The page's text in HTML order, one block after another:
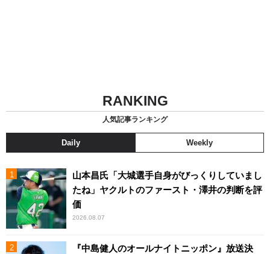
RANKING
人気記事ランキング
Daily Weekly
山本昌氏「大城選手自身がびっくりしていまし
たね」ヤクルトのファースト・澤井の判断を評
価
2026.08.07
『中島健人のオールナイトニッポン』放送決